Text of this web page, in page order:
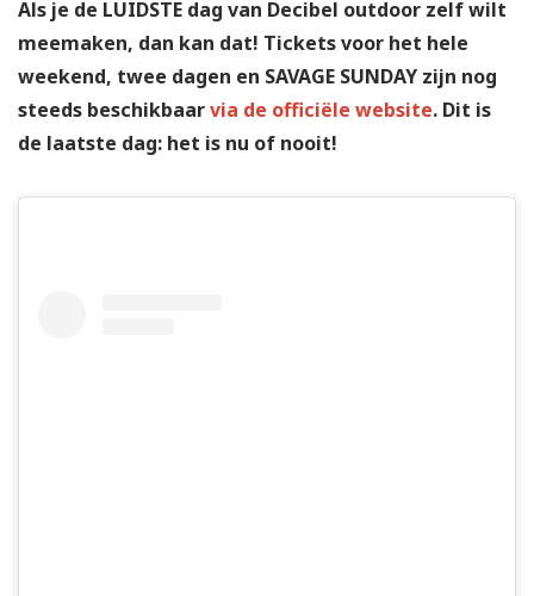
Als je de LUIDSTE dag van Decibel outdoor zelf wilt
meemaken, dan kan dat! Tickets voor het hele
weekend, twee dagen en SAVAGE SUNDAY zijn nog
steeds beschikbaarvia de officiële website. Dit is
de laatste dag: het is nu of nooit!